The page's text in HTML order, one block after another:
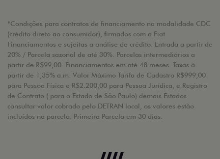
*Condições para contratos de financiamento na modalidade CDC
(crédito direto ao consumidor), firmados com a Fiat
Financiamentos e sujeitas a análise de crédito. Entrada a partir de
20% / Parcela sazonal de até 30%. Parcelas intermediários a
partir de R$99,00. Financiamentos em até 48 meses. Taxas à
partir de 1,35% a.m. Valor Máximo Tarifa de Cadastro R$999,00
para Pessoa Física e R$2.200,00 para Pessoa Jurídica, e Registro
de Contrato ( para o Estado de São Paulo) demais Estados
consultar valor cobrado pelo DETRAN local, os valores estão
incluídos na parcela. Primeira Parcela em 30 dias.